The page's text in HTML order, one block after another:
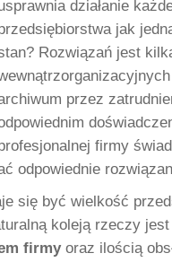
działanie
jak
Rozwiązań jest
przez
firmy
odpowiednie
się być wielkość
koleją rzeczy
firmyoraz ilością